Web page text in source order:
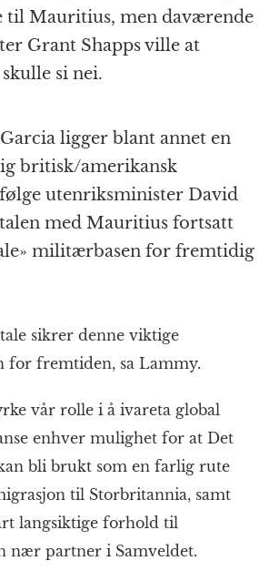
til Mauritius, men daværende
Grant Shapps ville at
si nei.
ligger blant annet en
britisk/amerikansk
utenriksminister David
med Mauritius fortsatt
militærbasen for fremtidig
sikrer denne viktige
for fremtiden, sa Lammy.
vår rolle i å ivareta global
enhver mulighet for at Det
bli brukt som en farlig rute
til Storbritannia, samt
langsiktige forhold til
nær partner i Samveldet.